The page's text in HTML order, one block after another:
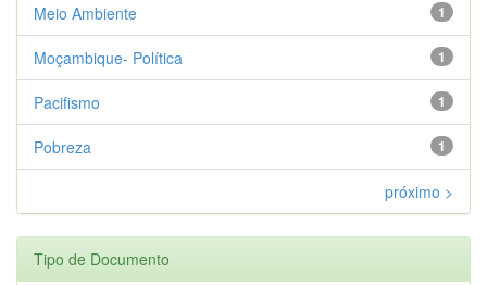
1
Meio Ambiente
1
Moçambique- Política
1
Pacifismo
1
Pobreza
próximo >
Tipo de Documento